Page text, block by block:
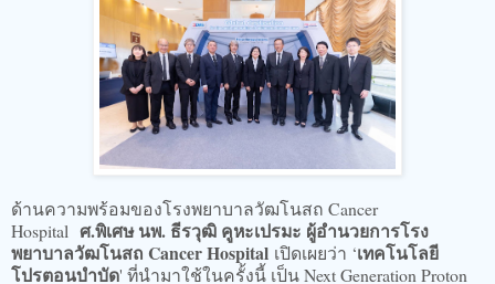
ด้านความพร้อมของโรงพยาบาลวัฒโนสถ Cancer
Hospital ศ.พิเศษ นพ. ธีรวุฒิ คูหะเปรมะ ผู้อำนวยการโรง
พยาบาลวัฒโนสถ Cancer Hospital เปิดเผยว่า ‘เทคโนโลยี
โปรตอนบำบัด' ที่นำมาใช้ในครั้งนี้ เป็น Next Generation Proton